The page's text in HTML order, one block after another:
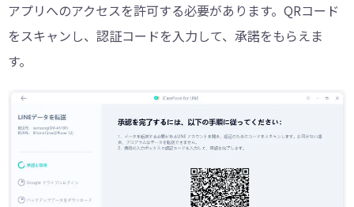
アプリへのアクセスを許可する必要があります。QRコード
をスキャンし、認証コードを入力して、承諾をもらえま
す。